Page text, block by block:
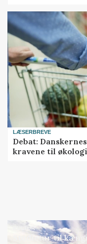
LÆSERBREVE
Debat:
kravene til økologi
KULTUR
Studietur til